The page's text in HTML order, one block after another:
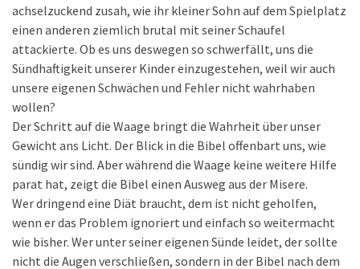
achselzuckend zusah, wie ihr kleiner Sohn auf dem Spielplatz
einen anderen ziemlich brutal mit seiner Schaufel
attackierte. Ob es uns deswegen so schwerfällt, uns die
Sündhaftigkeit unserer Kinder einzugestehen, weil wir auch
unsere eigenen Schwächen und Fehler nicht wahrhaben
wollen?
Der Schritt auf die Waage bringt die Wahrheit über unser
Gewicht ans Licht. Der Blick in die Bibel offenbart uns, wie
sündig wir sind. Aber während die Waage keine weitere Hilfe
parat hat, zeigt die Bibel einen Ausweg aus der Misere.
Wer dringend eine Diät braucht, dem ist nicht geholfen,
wenn er das Problem ignoriert und einfach so weitermacht
wie bisher. Wer unter seiner eigenen Sünde leidet, der sollte
nicht die Augen verschließen, sondern in der Bibel nach dem